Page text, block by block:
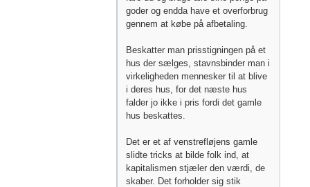
goder og endda have et overforbrug
gennem at købe på afbetaling.
Beskatter man prisstigningen på et
hus der sælges, stavnsbinder man i
virkeligheden mennesker til at blive
i deres hus, for det næste hus
falder jo ikke i pris fordi det gamle
hus beskattes.
Det er et af venstrefløjens gamle
slidte tricks at bilde folk ind, at
kapitalismen stjæler den værdi, de
skaber. Det forholder sig stik